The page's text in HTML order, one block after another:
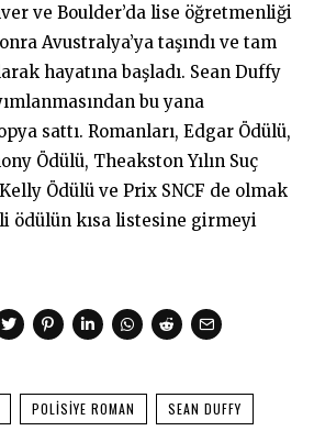
ve Boulder’da lise öğretmenliği
Avustralya’ya taşındı ve tam
hayatına başladı. Sean Duffy
bu yana
sattı. Romanları, Edgar Ödülü,
Ödülü, Theakston Yılın Suç
Ödülü ve Prix SNCF de olmak
ödülün kısa listesine girmeyi
POLISIYE ROMAN SEAN DUFFY